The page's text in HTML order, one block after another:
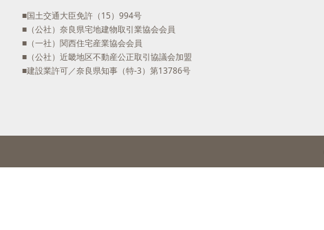
■国土交通大臣免許（15）994号
■（公社）奈良県宅地建物取引業協会会員
■（一社）関西住宅産業協会会員
■（公社）近畿地区不動産公正取引協議会加盟
■建設業許可／奈良県知事（特-3）第13786号